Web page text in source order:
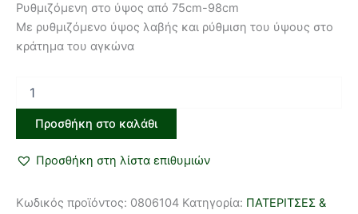
Ρυθμιζόμενη στο ύψος από 75cm-98cm
Με ρυθμιζόμενο ύψος λαβής και ρύθμιση του ύψους στο
κράτημα του αγκώνα
Προσθήκη στο καλάθι
Προσθήκη στη λίστα επιθυμιών
Κωδικός προϊόντος: 0806104 Κατηγορία: ΠΑΤΕΡΙΤΣΕΣ &